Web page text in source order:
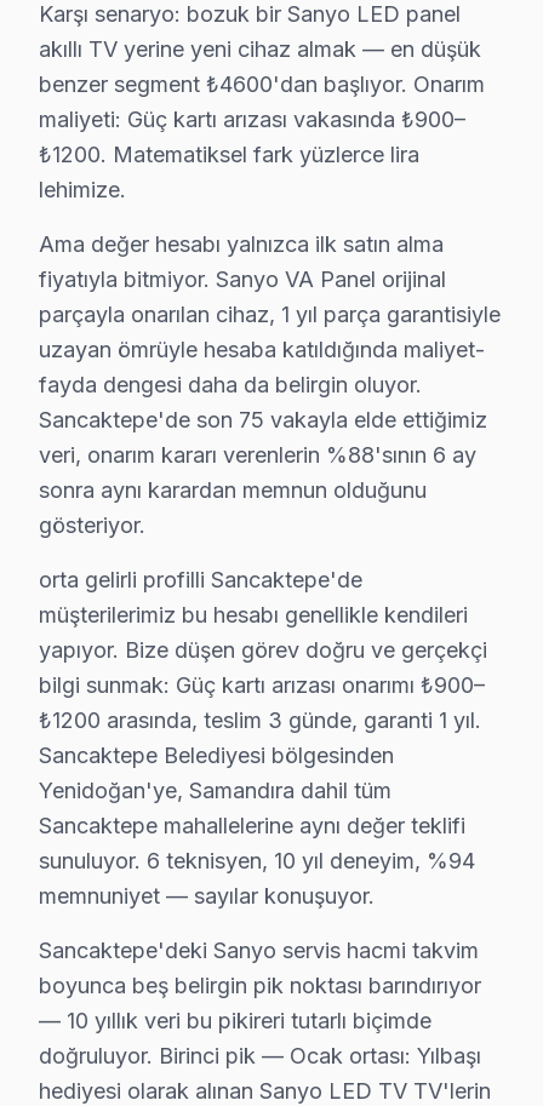
Sancaktepe'da Sanyo TV Kurulum Hizmeti –
Yeni bir Sanyo televizyon aldıysanız, Sancaktepe'da
Sunduğumuz kurulum seçenekleri:
• Sancaktepe'de motorlu döner braket montajı ve
• Sancaktepe servisimizde kablo kanalı ile estetik
• Sancaktepe'de Wi-Fi optimizasyonu ve yayın
• Sancaktepe servisimizde oyun konsolu ve harici
• Sancaktepe'de uzaktan kumanda programlama
Sanyo LED TV'nizin ilk açılışından itibaren en iyi
Sanyo TV'nizin Ömrünü Uzatmanın Yolları –
Sanyo televizyon paneli ürünlerinizden uzun yıllar
TV uzun ömür için ipuçları:
• Sancaktepe'de yılda 1-2 kez profesyonel bakım
• Sancaktepe'de ekranı yumuşak mikrofiber bezle
• Sancaktepe'de uzun süreli aynı görüntü
• Enerji tasarrufu için kullanmadığınızda
• Sancaktepe'de Smart ekran uygulamalarını düzenli
• Uzaktan kumanda pilleri Sancaktepe'de 6 ayda bir
Sancaktepe'da Sanyo bakım ve önleyici servis
Sancaktepe ve Çevresi Sanyo Servis Ağı
Geniş servis ağımızla Sancaktepe ve çevre
• Sancaktepe merkez ve Sancaktepe'nin tüm
• Sancaktepe'den komşu ilçelere hızlı erişim
• Sancaktepe'de toplu konut ve site anlaşmaları
Sancaktepe'da Sanyo teknik desteği arıyorsanız,
Karşı senaryo: bozuk bir Sanyo LED panel
akıllı TV yerine yeni cihaz almak — en düşük
benzer segment ₺4600'dan başlıyor. Onarım
maliyeti: Güç kartı arızası vakasında ₺900–
₺1200. Matematiksel fark yüzlerce lira
lehimize.
Ama değer hesabı yalnızca ilk satın alma
fiyatıyla bitmiyor. Sanyo VA Panel orijinal
parçayla onarılan cihaz, 1 yıl parça garantisiyle
uzayan ömrüyle hesaba katıldığında maliyet-
fayda dengesi daha da belirgin oluyor.
Sancaktepe'de son 75 vakayla elde ettiğimiz
veri, onarım kararı verenlerin %88'sının 6 ay
sonra aynı karardan memnun olduğunu
gösteriyor.
orta gelirli profilli Sancaktepe'de
müşterilerimiz bu hesabı genellikle kendileri
yapıyor. Bize düşen görev doğru ve gerçekçi
bilgi sunmak: Güç kartı arızası onarımı ₺900–
₺1200 arasında, teslim 3 günde, garanti 1 yıl.
Sancaktepe Belediyesi bölgesinden
Yenidoğan'ye, Samandıra dahil tüm
Sancaktepe mahallelerine aynı değer teklifi
sunuluyor. 6 teknisyen, 10 yıl deneyim, %94
memnuniyet — sayılar konuşuyor.
Sancaktepe'deki Sanyo servis hacmi takvim
boyunca beş belirgin pik noktası barındırıyor
— 10 yıllık veri bu pikireri tutarlı biçimde
doğruluyor. Birinci pik — Ocak ortası: Yılbaşı
hediyesi olarak alınan Sanyo LED TV TV'lerin